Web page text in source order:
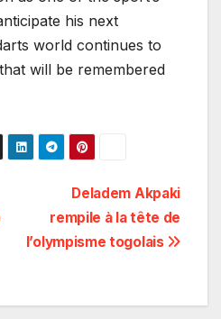
his next
world continues to
will be remembered
Deladem Akpaki
rempile à la tête de
l’olympisme togolais